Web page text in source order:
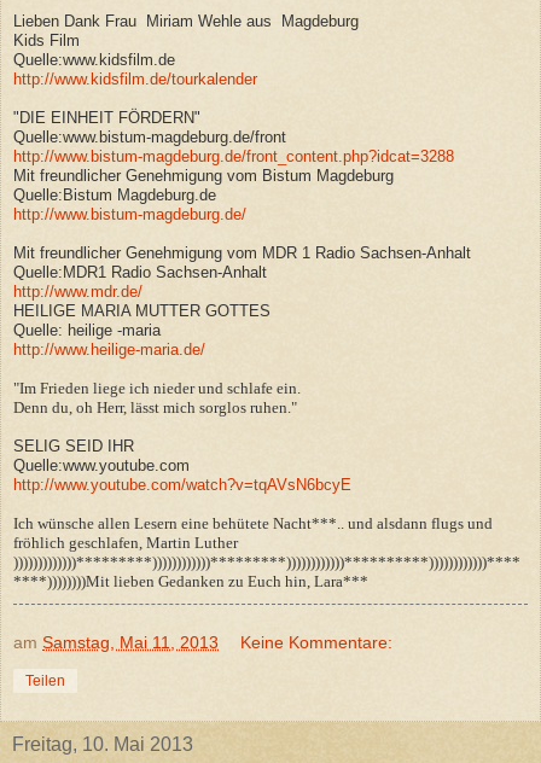
Lieben Dank Frau Miriam Wehle aus Magdeburg
Kids Film
Quelle:www.kidsfilm.de
http://www.kidsfilm.de/tourkalender
"DIE EINHEIT FÖRDERN"
Quelle:www.bistum-magdeburg.de/front
http://www.bistum-magdeburg.de/front_content.php?idcat=3288
Mit freundlicher Genehmigung vom Bistum Magdeburg
Quelle:Bistum Magdeburg.de
http://www.bistum-magdeburg.de/
Mit freundlicher Genehmigung vom MDR 1 Radio Sachsen-Anhalt
Quelle:MDR1 Radio Sachsen-Anhalt
http://www.mdr.de/
HEILIGE MARIA MUTTER GOTTES
Quelle: heilige -maria
http://www.heilige-maria.de/
"Im Frieden liege ich nieder und schlafe ein.
Denn du, oh Herr, lässt mich sorglos ruhen."
SELIG SEID IHR
Quelle:www.youtube.com
http://www.youtube.com/watch?v=tqAVsN6bcyE
Ich wünsche allen Lesern eine behütete Nacht***.. und alsdann flugs und
fröhlich geschlafen, Martin Luther
)))))))))))))*********))))))))))))*********))))))))))))**********))))))))))))****
****))))))))Mit lieben Gedanken zu Euch hin, Lara***
am Samstag, Mai 11, 2013 Keine Kommentare:
Teilen
Freitag, 10. Mai 2013